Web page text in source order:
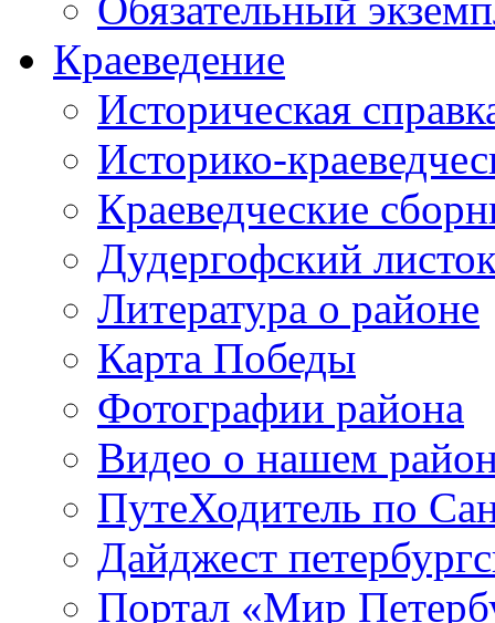
Краеведение
Историческая
Историко-
Краеведческие
Дудергофский
Литература о районе
Карта Победы
Фотографии района
Видео о нашем
ПутеХодитель по
Дайджест
Портал «Мир